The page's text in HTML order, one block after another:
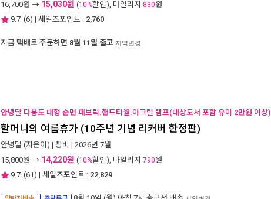
16,700원 → 15,030원 (10%할인), 마일리지 830원
9.7 (6) | 세일즈포인트 : 2,760
지금 택배로 주문하면 8월 11일 출고 지역변경
안녕달 다용도 대형 순면 패브릭.핸드타월.아크릴 램프(대상도서 포함 유아 2만원 이상)
할머니의 여름휴가 (10주년 기념 리커버 한정판)
안녕달 (지은이) | 창비 | 2026년 7월
15,800원 → 14,220원 (10%할인), 마일리지 790원
9.7 (61) | 세일즈포인트 : 22,829